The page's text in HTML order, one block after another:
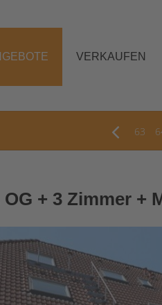
VERKAUFEN
63
OG + 3 Zimmer